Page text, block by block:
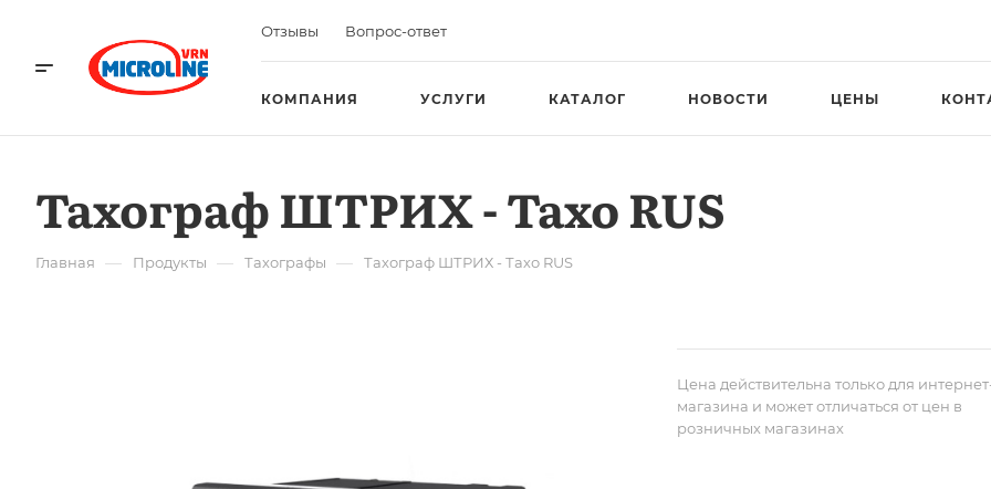
Отзывы Вопрос-ответ
КОМПАНИЯ УСЛУГИ КАТАЛОГ НОВОСТИ ЦЕНЫ
Тахограф ШТРИХ - Тахо RUS
Главная — Продукты — Тахографы — Тахограф ШТРИХ - Тахо RUS
Цена действительна только для
магазина и может отличаться от цен в
розничных магазинах